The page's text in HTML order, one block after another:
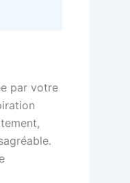
par votre